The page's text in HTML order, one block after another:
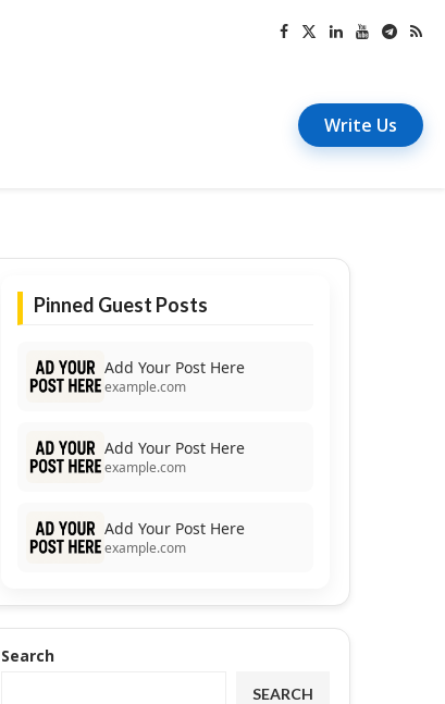
Write Us
Pinned Guest Posts
Add Your Post Here
example.com
Add Your Post Here
example.com
Add Your Post Here
example.com
Search
SEARCH